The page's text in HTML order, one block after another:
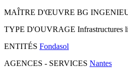
MAÎTRE D'ŒUVRE BG
TYPE D'OUVRAGE Infrastructures
ENTITÉS Fondasol
AGENCES - SERVICES Nantes